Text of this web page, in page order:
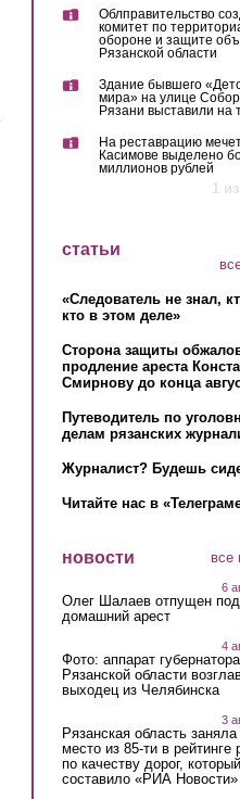
Облправительство
комитет по
обороне и защите
Рязанской области
Здание бывшего
мира» на улице
Рязани выставили на
На реставрацию
Касимове выделено
миллионов рублей
1
статьи
«Следователь не знал,
кто в этом деле»
Сторона защиты
продление ареста
Смирнову до конца
Путеводитель по
делам рязанских
Журналист? Будешь
Читайте нас в
новости все
6
Олег Шалаев отпущен под
домашний арест
4
Фото: аппарат губернатора
Рязанской области
выходец из Челябинска
3
Рязанская область заняла
место из 85-ти в рейтинге
по качеству дорог, который
составило «РИА Новости»